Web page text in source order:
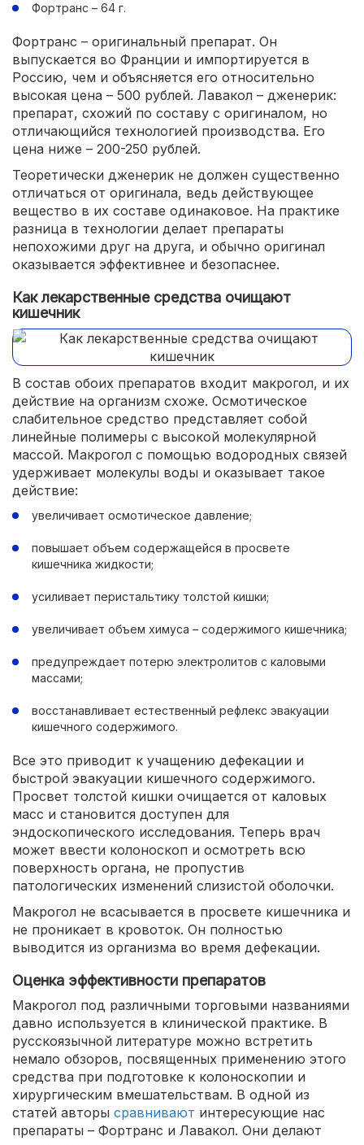
Фортранс – 64 г.
Фортранс – оригинальный препарат. Он
выпускается во Франции и импортируется в
Россию, чем и объясняется его относительно
высокая цена – 500 рублей. Лавакол – дженерик:
препарат, схожий по составу с оригиналом, но
отличающийся технологией производства. Его
цена ниже – 200-250 рублей.
Теоретически дженерик не должен существенно
отличаться от оригинала, ведь действующее
вещество в их составе одинаковое. На практике
разница в технологии делает препараты
непохожими друг на друга, и обычно оригинал
оказывается эффективнее и безопаснее.
Как лекарственные средства очищают
кишечник
В состав обоих препаратов входит макрогол, и их
действие на организм схоже. Осмотическое
слабительное средство представляет собой
линейные полимеры с высокой молекулярной
массой. Макрогол с помощью водородных связей
удерживает молекулы воды и оказывает такое
действие:
увеличивает осмотическое давление;
повышает объем содержащейся в просвете
кишечника жидкости;
усиливает перистальтику толстой кишки;
увеличивает объем химуса – содержимого кишечника;
предупреждает потерю электролитов с каловыми
массами;
восстанавливает естественный рефлекс эвакуации
кишечного содержимого.
Все это приводит к учащению дефекации и
быстрой эвакуации кишечного содержимого.
Просвет толстой кишки очищается от каловых
масс и становится доступен для
эндоскопического исследования. Теперь врач
может ввести колоноскоп и осмотреть всю
поверхность органа, не пропустив
патологических изменений слизистой оболочки.
Макрогол не всасывается в просвете кишечника и
не проникает в кровоток. Он полностью
выводится из организма во время дефекации.
Оценка эффективности препаратов
Макрогол под различными торговыми названиями
давно используется в клинической практике. В
русскоязычной литературе можно встретить
немало обзоров, посвященных применению этого
средства при подготовке к колоноскопии и
хирургическим вмешательствам. В одной из
статей авторы сравнивают интересующие нас
препараты – Фортранс и Лавакол. Они делают